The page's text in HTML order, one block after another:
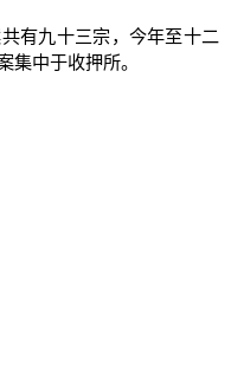
有九十三宗，今年至十二
集中于收押所。